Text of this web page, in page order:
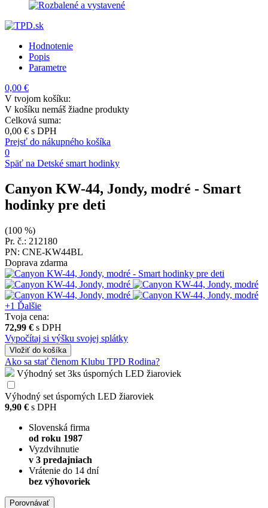
Hodnotenie
Popis
Parametre
0,00 €
V tvojom košíku:
V košíku nemáš žiadne produkty
Celková suma:
0,00 € s DPH
Prejsť do nákupného košíka
0
Späť na Detské smart hodinky
Canyon KW-44, Jondy, modré - Smart
hodinky pre deti
(100 %)
Pr. č.: 212180
PN: CNE-KW44BL
Doprava zdarma
+1 Ďalšie
Tvoja cena:
72,99 € s DPH
Vypočítaj si výšku svojej splátky
Vložiť do košíka
Ako sa stať členom Klubu TPD Rodina?
Výhodný set 3ks úsporných LED žiaroviek
Výhodný set úsporných LED žiaroviek
9,90 € s DPH
Slovenská firma
od roku 1987
Vyzdvihnutie
v 3 predajniach
Vrátenie do 14 dní
bez výhovoriek
Porovnávať